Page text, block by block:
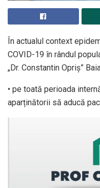
În actualul context
COVID-19 în rândul
„Dr. Constantin Opriș”
• pe toată perioada
aparținătorii să aducă